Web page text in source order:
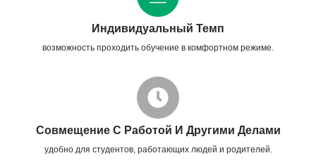
Индивидуальный Темп
возможность проходить обучение в комфортном режиме.
Совмещение С Работой И Другими Делами
удобно для студентов, работающих людей и родителей.